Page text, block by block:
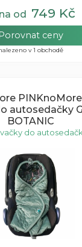
od 749 Kč
Porovnat ceny
v 1 obchodě
Deka
autosedačky
BOTANIC
do